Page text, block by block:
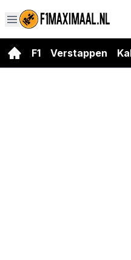
F1 Verstappen